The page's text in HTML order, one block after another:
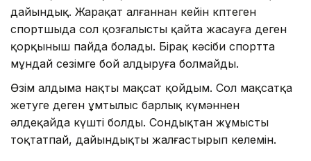
дайындық. Жарақат алғаннан кейін көптеген
спортшыда сол қозғалысты қайта жасауға деген
қорқыныш пайда болады. Бірақ кәсіби спортта
мұндай сезімге бой алдыруға болмайды.
Өзім алдыма нақты мақсат қойдым. Сол мақсатқа
жетуге деген ұмтылыс барлық күмәннен
әлдеқайда күшті болды. Сондықтан жұмысты
тоқтатпай, дайындықты жалғастырып келемін.